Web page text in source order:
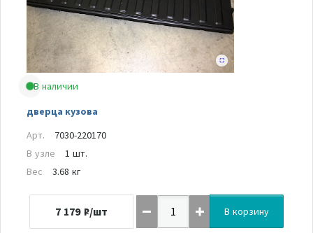
В наличии
дверца кузова
Арт.
7030-220170
В узле
1 шт.
Вес
3.68 кг
7 179 ₽/шт В корзину